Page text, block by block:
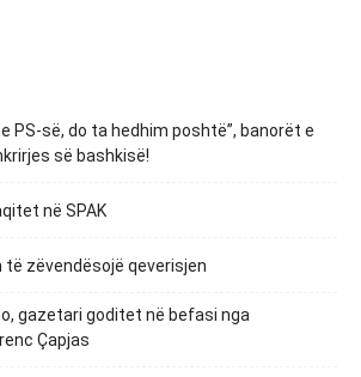
PS-së, do ta hedhim poshtë”, banorët e
së bashkisë!
në SPAK
të zëvendësojë qeverisjen
gazetari goditet në befasi nga
Çapjas